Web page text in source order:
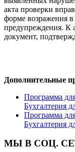
акта проверки
форме возражения
предупреждения. К
документ,
Дополнительные
Программа
Бухгалтерия
Программа
Бухгалтерия
МЫ В СОЦ.